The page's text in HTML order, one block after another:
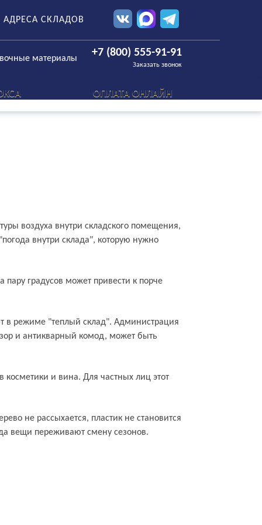
АДРЕСА СКЛАДОВ
материалы +7 (800) 555-91-91
Заказать звонок
ОПЛАТА ОНЛАЙН
воздуха внутри складского помещения,
внутри склада", которую нужно
градусов может привести к порче
в режиме "теплый склад". Администрация
и антикварный комод, может быть
и вина. Для частных лиц этот
не рассыхается, пластик не становится
вещи переживают смену сезонов.